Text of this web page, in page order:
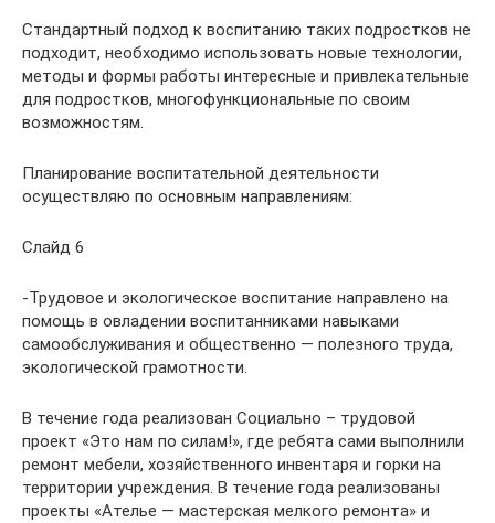
Стандартный подход к воспитанию таких подростков не
подходит, необходимо использовать новые технологии,
методы и формы работы интересные и привлекательные
для подростков, многофункциональные по своим
возможностям.
Планирование воспитательной деятельности
осуществляю по основным направлениям:
Слайд 6
-Трудовое и экологическое воспитание направлено на
помощь в овладении воспитанниками навыками
самообслуживания и общественно — полезного труда,
экологической грамотности.
В течение года реализован Социально – трудовой
проект «Это нам по силам!», где ребята сами выполнили
ремонт мебели, хозяйственного инвентаря и горки на
территории учреждения. В течение года реализованы
проекты «Ателье — мастерская мелкого ремонта» и